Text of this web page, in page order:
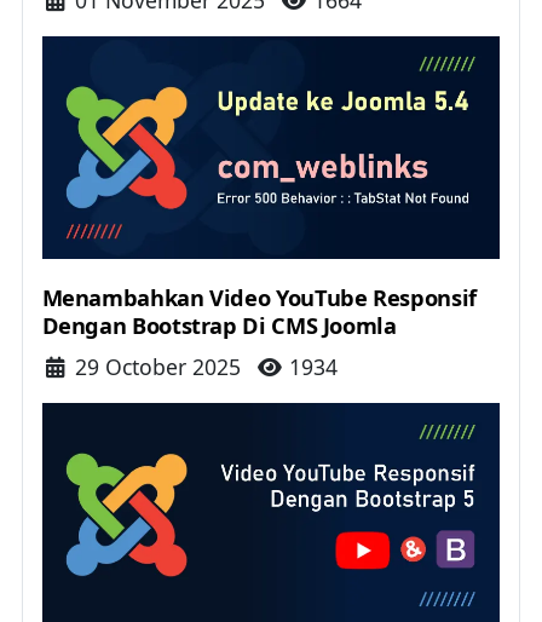
Menambahkan Video YouTube Responsif
Dengan Bootstrap Di CMS Joomla
Details
29 October 2025 1934